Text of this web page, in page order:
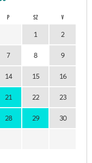
P SZ V
1 2
7 8 9
14 15 16
21 22 23
28 29 30